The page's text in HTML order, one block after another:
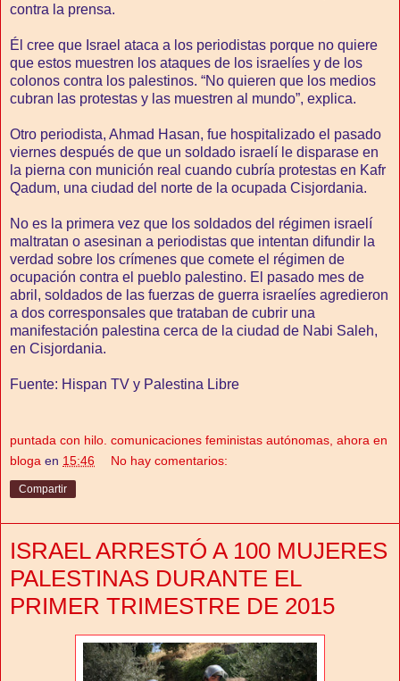
contra la prensa.
Él cree que Israel ataca a los periodistas porque no quiere
que estos muestren los ataques de los israelíes y de los
colonos contra los palestinos. “No quieren que los medios
cubran las protestas y las muestren al mundo”, explica.
Otro periodista, Ahmad Hasan, fue hospitalizado el pasado
viernes después de que un soldado israelí le disparase en
la pierna con munición real cuando cubría protestas en Kafr
Qadum, una ciudad del norte de la ocupada Cisjordania.
No es la primera vez que los soldados del régimen israelí
maltratan o asesinan a periodistas que intentan difundir la
verdad sobre los crímenes que comete el régimen de
ocupación contra el pueblo palestino. El pasado mes de
abril, soldados de las fuerzas de guerra israelíes agredieron
a dos corresponsales que trataban de cubrir una
manifestación palestina cerca de la ciudad de Nabi Saleh,
en Cisjordania.
Fuente: Hispan TV y Palestina Libre
puntada con hilo. comunicaciones feministas autónomas, ahora en
bloga en 15:46 No hay comentarios:
Compartir
ISRAEL ARRESTÓ A 100 MUJERES
PALESTINAS DURANTE EL
PRIMER TRIMESTRE DE 2015